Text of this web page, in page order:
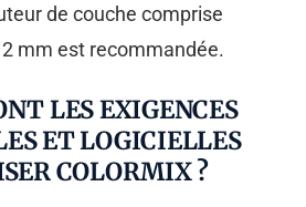
de couche comprise
mm est recommandée.
LES EXIGENCES
ET LOGICIELLES
COLORMIX ?